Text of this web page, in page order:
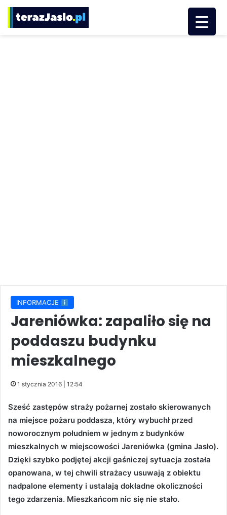
INFORMACJE
Jareniówka: zapaliło się na
poddaszu budynku
mieszkalnego
1 stycznia 2016 | 12:54
Sześć zastępów straży pożarnej zostało skierowanych
na miejsce pożaru poddasza, który wybuchł przed
noworocznym południem w jednym z budynków
mieszkalnych w miejscowości Jareniówka (gmina Jasło).
Dzięki szybko podjętej akcji gaśniczej sytuacja została
opanowana, w tej chwili strażacy usuwają z obiektu
nadpalone elementy i ustalają dokładne okoliczności
tego zdarzenia. Mieszkańcom nic się nie stało.